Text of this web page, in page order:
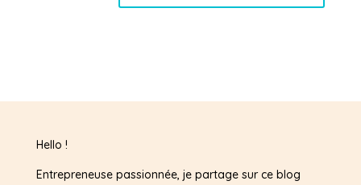
Hello !
Entrepreneuse passionnée, je partage sur ce blog